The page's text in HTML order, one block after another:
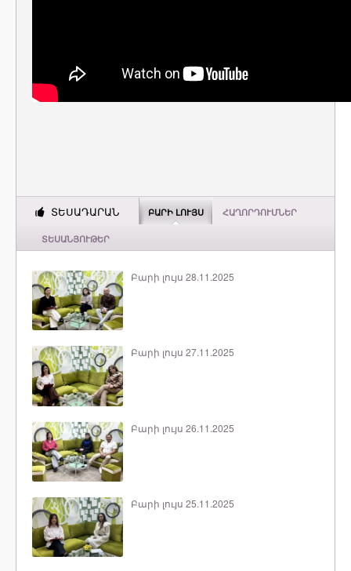
ՏԵՍԱԴԱՐԱՆ ԲԱՐԻ ԼՈՒՅՍ ՀԱՂՈՐԴՈՒՄՆԵՐ
ՏԵՍԱՆՅՈՒԹԵՐ
Բարի լույս 28.11.2025
Բարի լույս 27.11.2025
Բարի լույս 26.11.2025
Բարի լույս 25.11.2025